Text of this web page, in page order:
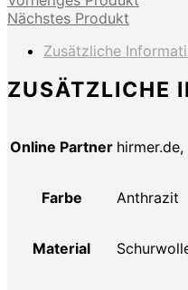
Nächstes Produkt
Zusätzliche
ZUSÄTZLICHE
Online Partner
Farbe Anthrazit
Material